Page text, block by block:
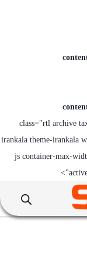
class="rtl archive
irankala theme-irankala
js container-max-